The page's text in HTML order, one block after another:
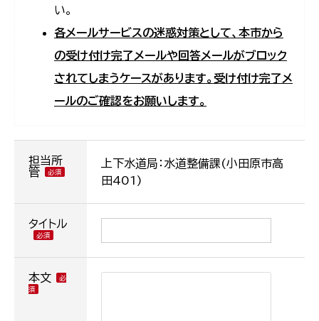
い。
各メールサービスの迷惑対策として、本市から
の受け付け完了メールや回答メールがブロック
されてしまうケースがあります。受け付け完了メ
ールのご確認をお願いします。
担当所
管
上下水道局：水道整備課(小田原市高
田401)
タイトル
本文